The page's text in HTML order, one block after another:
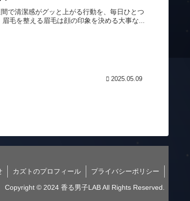
で清潔感がグッと上がる行動を、毎日ひとつ
毛を整える眉毛は顔の印象を決める大事な...
2025.05.09
カズトのプロフィール プライバシーポリシー
Copyright © 2024 香る男子LAB All Rights Reserved.